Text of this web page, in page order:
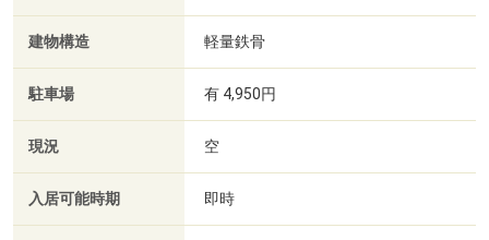
建物構造 軽量鉄骨
駐車場 有 4,950円
現況 空
入居可能時期 即時